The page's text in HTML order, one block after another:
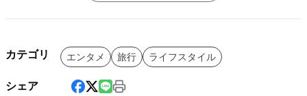
カテゴリ エンタメ 旅行 ライフスタイル
シェア